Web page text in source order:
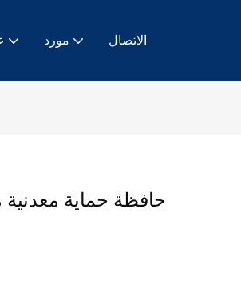
مورد الاتصال
حافظة حماية معدنية